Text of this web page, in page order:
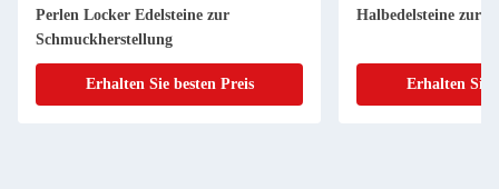
Perlen Locker Edelsteine zur
Schmuckherstellung
Erhalten Sie besten Preis
Halbedelsteine zur
Erhalten Sie